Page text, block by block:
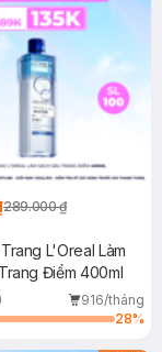
289.000 ₫
L'Oreal Làm
Điểm 400ml
916/tháng
28%